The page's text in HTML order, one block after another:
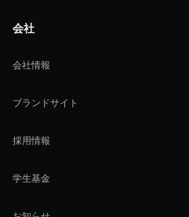
会社
会社情報
ブランドサイト
採用情報
学生基金